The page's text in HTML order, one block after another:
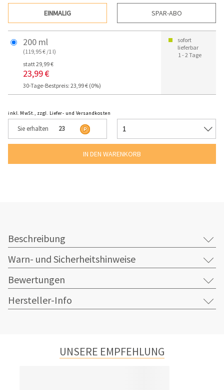
EINMALIG SPAR-ABO
200 ml
(119,95 € /1 l)
statt 29,99 €
23,99 €
30-Tage-Bestpreis: 23,99 € (0%)
sofort
lieferbar
1 - 2 Tage
inkl. MwSt., zzgl. Liefer- und Versandkosten
Sie erhalten 23
Beschreibung
Warn- und Sicherheitshinweise
Bewertungen
Hersteller-Info
UNSERE EMPFEHLUNG